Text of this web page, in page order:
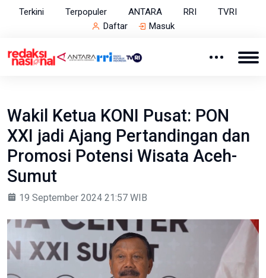
Terkini Terpopuler ANTARA RRI
TVRI
Daftar
Masuk
Wakil Ketua KONI Pusat: PON
XXI jadi Ajang Pertandingan dan
Promosi Potensi Wisata Aceh-
Sumut
19 September 2024 21:57 WIB